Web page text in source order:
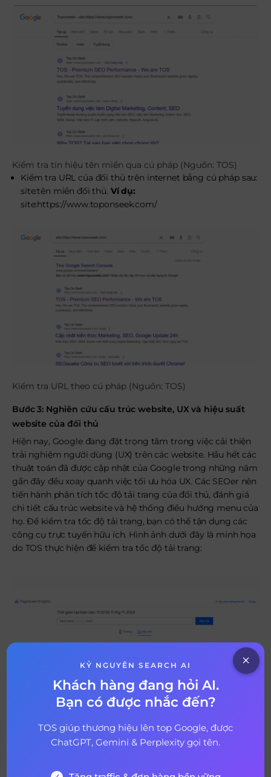
Kiểm tra tín hiệu tên miền qua cú pháp (Nguồn: TOS)
Kiểm tra URL của đối thủ trên internet bằng cú pháp sau:
site:tên miền đối thủ. Ví dụ:
site:https://www.toponseek.com/
Kiểm tra URL theo cú pháp (Nguồn: TOS)
Bước 3: Nghiên cứu cấu trúc website, UX và hiệu suất
website của đối thủ
Hiện nay, Google đang đặt trọng tâm trong việc cải thiện
trải nghiệm người dùng (UX) trên các website. Hầu hết các
thuật toán đã được cập nhật của Google trong những năm
gần đây đều xoay quanh việc tối ưu hóa UX. Các SEOer nên
tiến hành phân tích tốc độ tải trang của đối thủ, đánh giá
chi tiết cấu trúc website và hệ thống điều hướng menu của
họ. Để kiểm tra tốc độ tải trang, bạn có thể tận dụng các
công cụ trực tuyến hữu ích. Hình ảnh dưới đây là minh họa
do TOS thực hiện để kiểm tra tốc độ tải trang:
Sử dụng PageSpeed Insights để kiểm tra hiệu suất
website (Nguồn: TOS)
Bước 4: Kiểm tra và so sánh traffic
KỶ NGUYÊN SEARCH AI
Khách hàng đang hỏi AI.
Bạn có được nhắc đến?
TOS giúp thương hiệu lên top Google, được
ChatGPT, Gemini & Perplexity gọi tên.